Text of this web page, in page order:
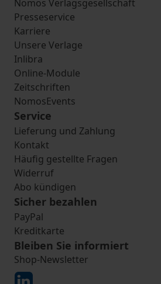
Nomos Verlagsgesellschaft
Presseservice
Karriere
Unsere Verlage
Inlibra
Online-Module
Zeitschriften
NomosEvents
Service
Lieferung und Zahlung
Kontakt
Häufig gestellte Fragen
Widerruf
Abo kündigen
Sicher bezahlen
PayPal
Kreditkarte
Bleiben Sie informiert
Shop-Newsletter